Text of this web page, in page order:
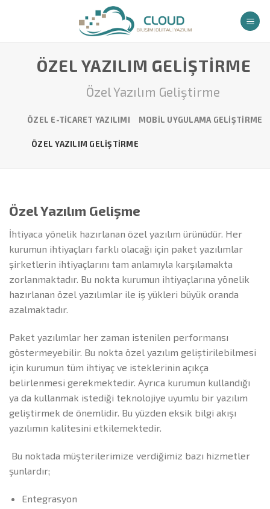
ÖZEL YAZILIM GELIŞTIRME
Özel Yazılım Geliştirme
ÖZEL E-TICARET YAZILIMI MOBIL UYGULAMA GELIŞTIRME
ÖZEL YAZILIM GELIŞTIRME
Özel Yazılım Gelişme
İhtiyaca yönelik hazırlanan özel yazılım ürünüdür. Her
kurumun ihtiyaçları farklı olacağı için paket yazılımlar
şirketlerin ihtiyaçlarını tam anlamıyla karşılamakta
zorlanmaktadır. Bu nokta kurumun ihtiyaçlarına yönelik
hazırlanan özel yazılımlar ile iş yükleri büyük oranda
azalmaktadır.
Paket yazılımlar her zaman istenilen performansı
göstermeyebilir. Bu nokta özel yazılım geliştirilebilmesi
için kurumun tüm ihtiyaç ve isteklerinin açıkça
belirlenmesi gerekmektedir. Ayrıca kurumun kullandığı
ya da kullanmak istediği teknolojiye uyumlu bir yazılım
geliştirmek de önemlidir. Bu yüzden eksik bilgi akışı
yazılımın kalitesini etkilemektedir.
Bu noktada müşterilerimize verdiğimiz bazı hizmetler
şunlardır;
Entegrasyon